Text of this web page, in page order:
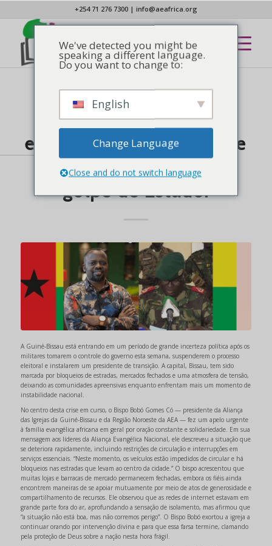
+254 71 276 7300| info@aeafrica.org
CAMPANHAS
Guiné-Bissau em uma
encruzilhada: Igreja pede
calma e oração após
golpe de Estado.
A Guiné-Bissau está entrando em um período de grande incerteza política após os
militares tomarem o controle do governo esta semana, suspenderem o processo
eleitoral e instalarem um presidente de transição. A capital, Bissau, tem sido
marcada por bloqueios de estradas, mercados fechados e uma atmosfera de tensão,
deixando as comunidades apreensivas enquanto enfrentam mais um momento de
instabilidade nacional.
No centro desta crise em curso, o Bispo Bobó Gomes Có — presidente da Aliança
das Igrejas da Guiné-Bissau e da Região Noroeste da AEA — fez um apelo urgente
à família evangélica africana em geral por oração constante e solidariedade. Em sua
mensagem aos líderes da Aliança Evangélica Nacional, ele descreveu a situação que
se deteriora rapidamente, incluindo restrições de circulação e interrupções em
serviços essenciais. “Neste momento, os veículos estão impedidos de circular e há
bloqueios nas estradas que levam ao centro da cidade.” O bispo acrescentou que
muitas lojas e barracas de mercado permanecem fechadas, embora os fiéis ainda
encontrem maneiras de se apoiar mutuamente por meio de atos de generosidade e
compartilhamento de recursos. Ele observou que as redes de internet estavam em
grande parte fora do ar, aprofundando a sensação de isolamento, mas afirmou que
“a situação não está boa, mas não corremos perigo”. O Bispo Bobó exortou a igreja a
continuar orando por intervenção divina e para que essa farsa termine, clamando
pela proteção de Deus sobre a nação nesta hora frágil.
We've detected you might be
speaking a different language.
Do you want to change to:
English
Change Language
Close and do not switch language